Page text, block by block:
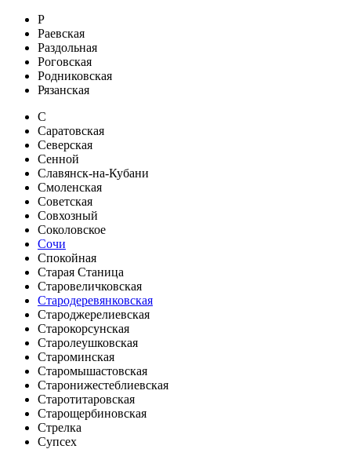
Р
Раевская
Раздольная
Роговская
Родниковская
Рязанская
С
Саратовская
Северская
Сенной
Славянск-на-Кубани
Смоленская
Советская
Совхозный
Соколовское
Сочи
Спокойная
Старая Станица
Старовеличковская
Стародеревянковская
Староджерелиевская
Старокорсунская
Старолеушковская
Староминская
Старомышастовская
Старонижестеблиевская
Старотитаровская
Старощербиновская
Стрелка
Супсех